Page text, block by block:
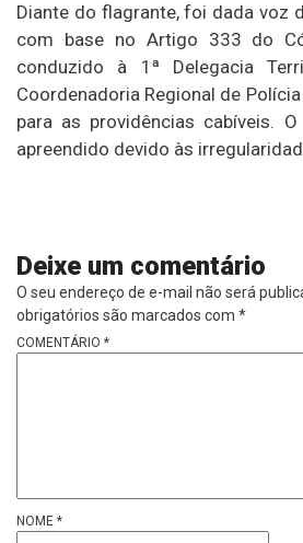
Diante do flagrante, foi dada voz
com base no Artigo 333 do
conduzido à 1ª Delegacia
Coordenadoria Regional de
para as providências cabíveis.
apreendido devido às
Deixe um comentário
O seu endereço de e-mail não será
obrigatórios são marcados com *
COMENTÁRIO *
NOME *